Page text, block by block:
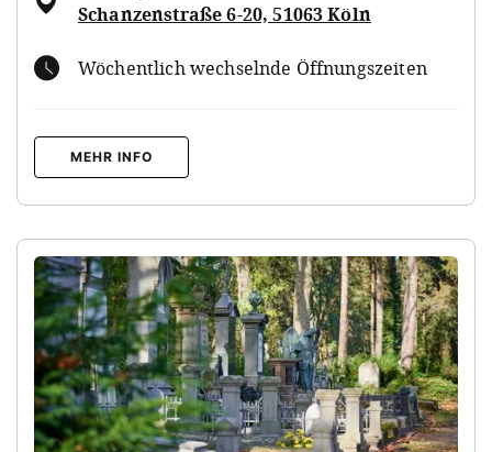
Schanzenstraße 6-20, 51063 Köln
Wöchentlich wechselnde Öffnungszeiten
MEHR INFO